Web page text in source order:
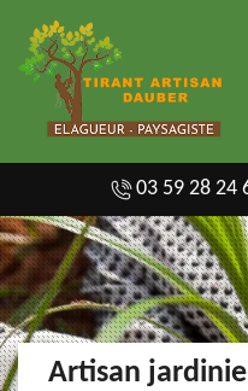
03 59 28 24
Artisan